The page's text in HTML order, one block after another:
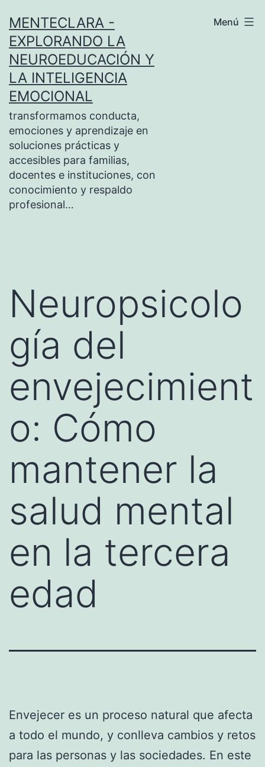
contenido
MENTECLARA -
EXPLORANDO LA
NEUROEDUCACIÓN Y
LA INTELIGENCIA
EMOCIONAL
transformamos conducta,
emociones y aprendizaje en
soluciones prácticas y
accesibles para familias,
docentes e instituciones, con
conocimiento y respaldo
profesional…
Menú
Neuropsicolo
gía del
envejecimient
o: Cómo
mantener la
salud mental
en la tercera
edad
Envejecer es un proceso natural que afecta
a todo el mundo, y conlleva cambios y retos
para las personas y las sociedades. En este